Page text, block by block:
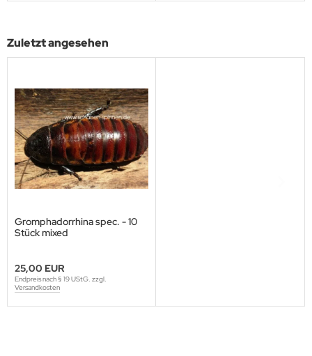
Zuletzt angesehen
Gromphadorrhina spec. - 10
Stück mixed
25,00 EUR
Endpreis nach § 19 UStG. zzgl.
Versandkosten